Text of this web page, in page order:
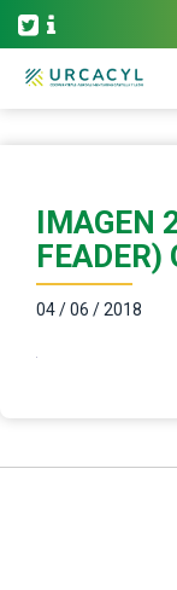
IMAGEN
FEADER)
04 / 06 / 2018